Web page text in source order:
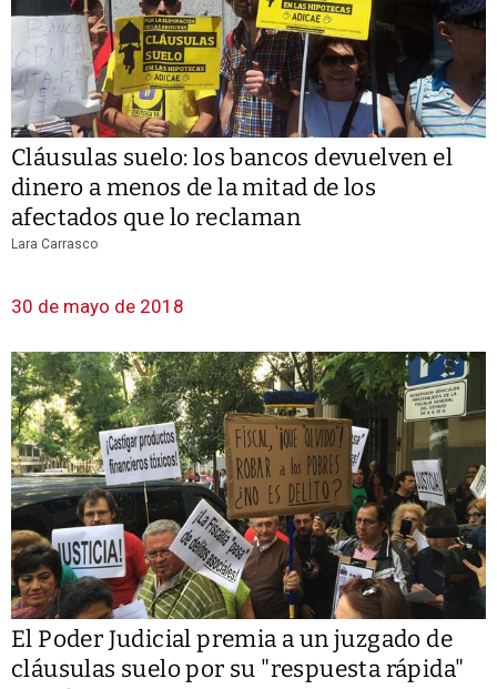
Cláusulas suelo: los bancos devuelven el
dinero a menos de la mitad de los
afectados que lo reclaman
Lara Carrasco
30 de mayo de 2018
El Poder Judicial premia a un juzgado de
cláusulas suelo por su "respuesta rápida"